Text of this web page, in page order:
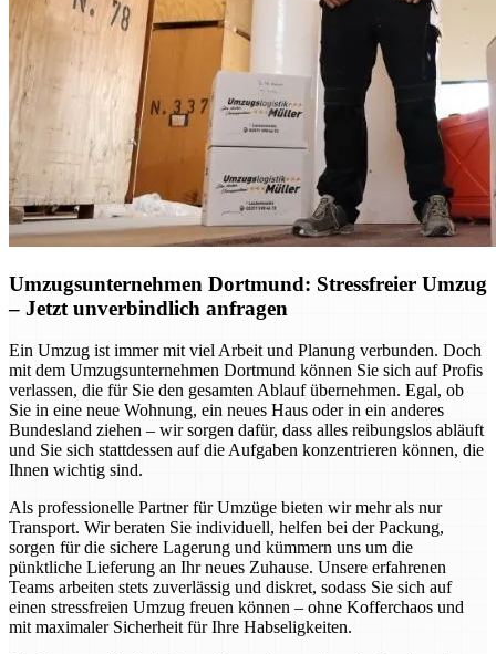
Umzugsunternehmen Dortmund: Stressfreier Umzug
– Jetzt unverbindlich anfragen
Ein Umzug ist immer mit viel Arbeit und Planung verbunden. Doch
mit dem Umzugsunternehmen Dortmund können Sie sich auf Profis
verlassen, die für Sie den gesamten Ablauf übernehmen. Egal, ob
Sie in eine neue Wohnung, ein neues Haus oder in ein anderes
Bundesland ziehen – wir sorgen dafür, dass alles reibungslos abläuft
und Sie sich stattdessen auf die Aufgaben konzentrieren können, die
Ihnen wichtig sind.
Als professionelle Partner für Umzüge bieten wir mehr als nur
Transport. Wir beraten Sie individuell, helfen bei der Packung,
sorgen für die sichere Lagerung und kümmern uns um die
pünktliche Lieferung an Ihr neues Zuhause. Unsere erfahrenen
Teams arbeiten stets zuverlässig und diskret, sodass Sie sich auf
einen stressfreien Umzug freuen können – ohne Kofferchaos und
mit maximaler Sicherheit für Ihre Habseligkeiten.